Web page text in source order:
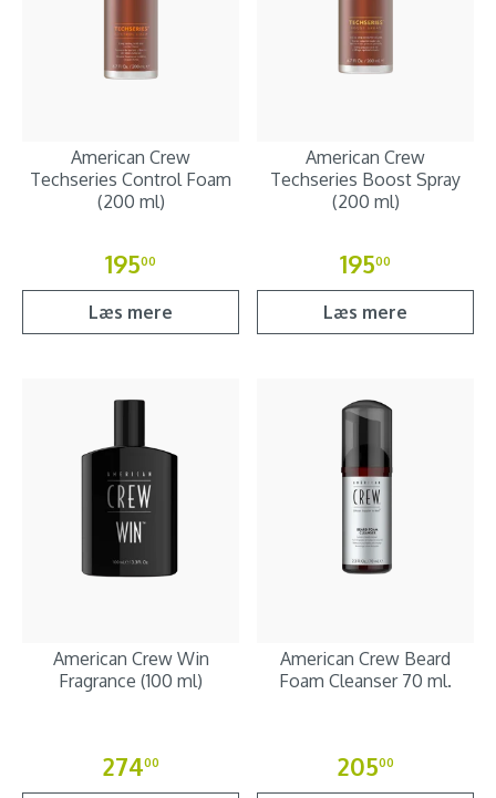
American Crew
Techseries Control Foam
(200 ml)
19500
Læs mere
American Crew
Techseries Boost Spray
(200 ml)
19500
Læs mere
American Crew Win
Fragrance (100 ml)
27400
American Crew Beard
Foam Cleanser 70 ml.
20500